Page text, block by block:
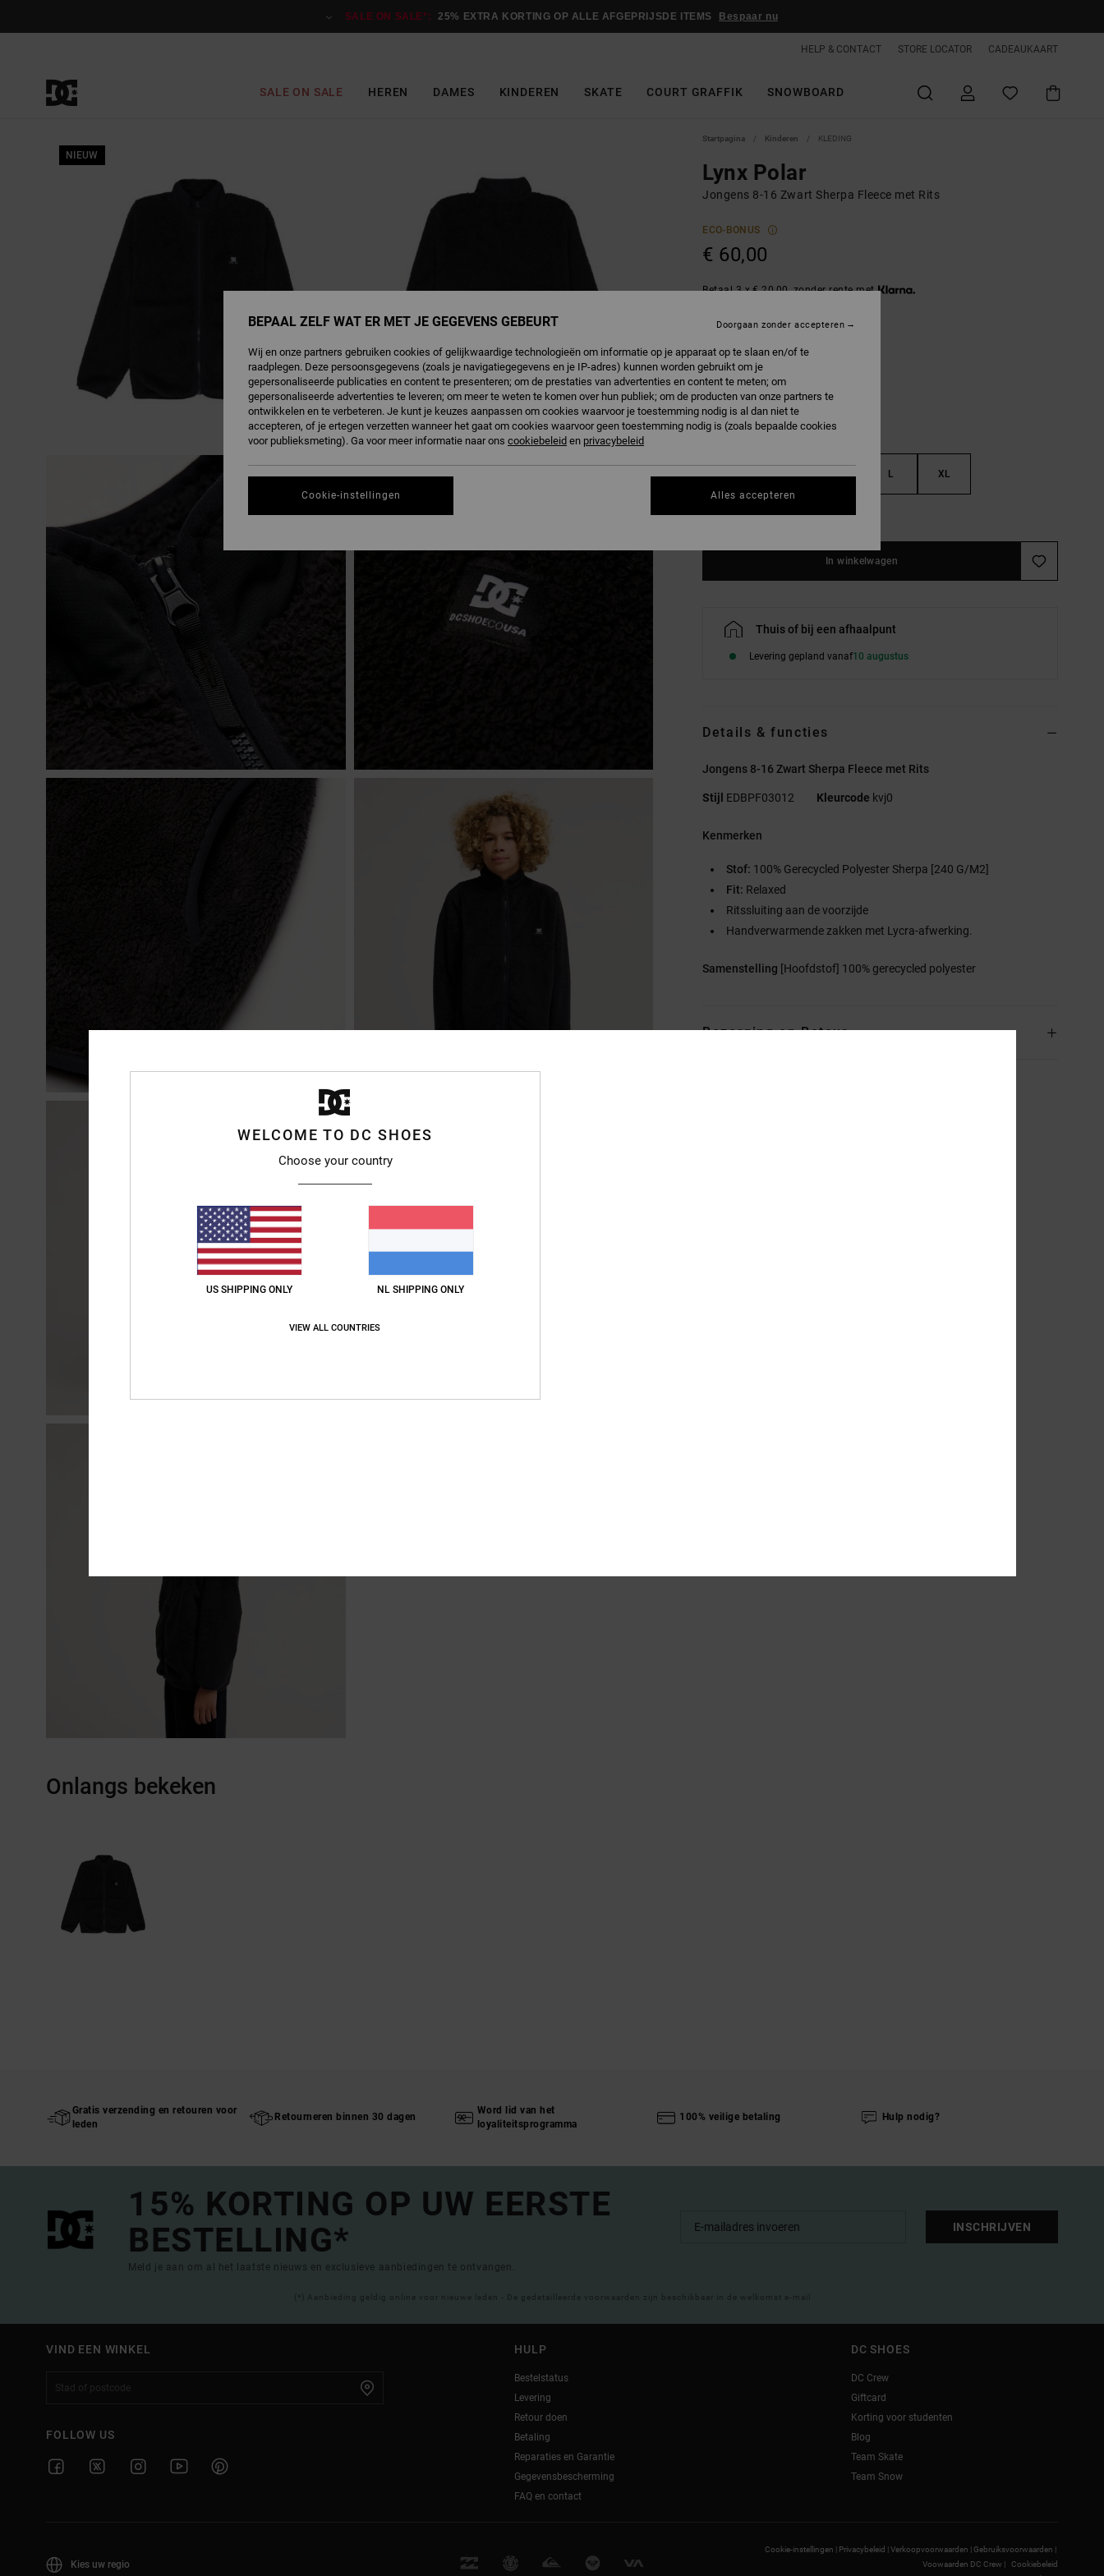
SALE ON SALE*: 25% EXTRA KORTING OP ALLE AFGEPRIJSDE ITEMS Bespaar nu
HELP & CONTACT STORE LOCATOR CADEAUKAART
SALE ON SALE HEREN DAMES KINDEREN SKATE COURT GRAFFIK SNOWBOARD
NIEUW
Startpagina Kinderen KLEDING
Lynx Polar
Jongens 8-16 Zwart Sherpa Fleece met Rits
ECO-BONUS
€ 60,00
Betaal 3 x € 20,00, zonder rente met
KleurAnthracite
L XL
Zie maattabel
In winkelwagen
Thuis of bij een afhaalpunt
Levering gepland vanaf10 augustus
Details & functies
Jongens 8-16 Zwart Sherpa Fleece met Rits
Stijl EDBPF03012 Kleurcode kvj0
Kenmerken
Stof: 100% Gerecycled Polyester Sherpa [240 G/M2]
Fit: Relaxed
Ritssluiting aan de voorzijde
Handverwarmende zakken met Lycra-afwerking.
Samenstelling [Hoofdstof] 100% gerecycled polyester
Bezorging en Retour
Onlangs bekeken
Gratis verzending en retouren voor
leden
Retourneren binnen 30 dagen
Word lid van het
loyaliteitsprogramma
100% veilige betaling Hulp nodig?
15% KORTING OP UW EERSTE
BESTELLING*
Meld je aan om al het laatste nieuws en exclusieve aanbiedingen te ontvangen.
INSCHRIJVEN
(*) Aanbieding geldig online voor nieuwe leden - De gedetailleerde voorwaarden zijn beschikbaar in de welkomst e-mail
VIND EEN WINKEL
FOLLOW US
HULP
Bestelstatus
Levering
Retour doen
Betaling
Reparaties en Garantie
Gegevensbescherming
FAQ en contact
DC SHOES
DC Crew
Giftcard
Korting voor studenten
Blog
Team Skate
Team Snow
Kies uw regio
Cookie-instellingen | Privacybeleid |Verkoopvoorwaarden |Gebruiksvoorwaarden |
Voowaarden DC Crew |
Cookiebeleid
WELCOME TO DC SHOES
Choose your country
US SHIPPING ONLY NL SHIPPING ONLY
VIEW ALL COUNTRIES
BEPAAL ZELF WAT ER MET JE GEGEVENS GEBEURT
Wij en onze partners gebruiken cookies of gelijkwaardige technologieën om informatie op je apparaat op te slaan en/of te
raadplegen. Deze persoonsgegevens (zoals je navigatiegegevens en je IP-adres) kunnen worden gebruikt om je
gepersonaliseerde publicaties en content te presenteren; om de prestaties van advertenties en content te meten; om
gepersonaliseerde advertenties te leveren; om meer te weten te komen over hun publiek; om de producten van onze partners te
ontwikkelen en te verbeteren. Je kunt je keuzes aanpassen om cookies waarvoor je toestemming nodig is al dan niet te
accepteren, of je ertegen verzetten wanneer het gaat om cookies waarvoor geen toestemming nodig is (zoals bepaalde cookies
voor publieksmeting). Ga voor meer informatie naar ons cookiebeleid en privacybeleid
Cookie-instellingen
Doorgaan zonder accepteren
Alles accepteren